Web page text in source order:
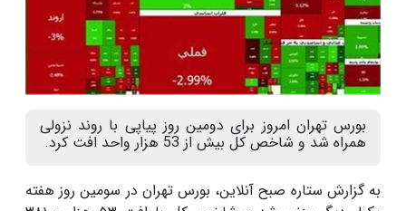
بورس تهران امروز برای دومین روز پیاپی با روند نزولی
همراه شد و شاخص کل بیش از 53 هزار واحد افت کرد.
به گزارش ستاره صبح آنلاین، بورس تهران در سومین روز هفته